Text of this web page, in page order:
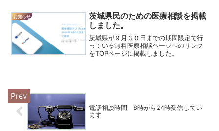
ご相談はお休みいたします。
お知らせ
茨城県民のための医療相談を掲載
しました。
茨城県が９月３０日までの期間限定で行
っている無料医療相談ページへのリンク
をTOPページに掲載しました。
電話相談時間 8時から24時受信してい
ます